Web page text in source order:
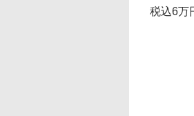
税込6万